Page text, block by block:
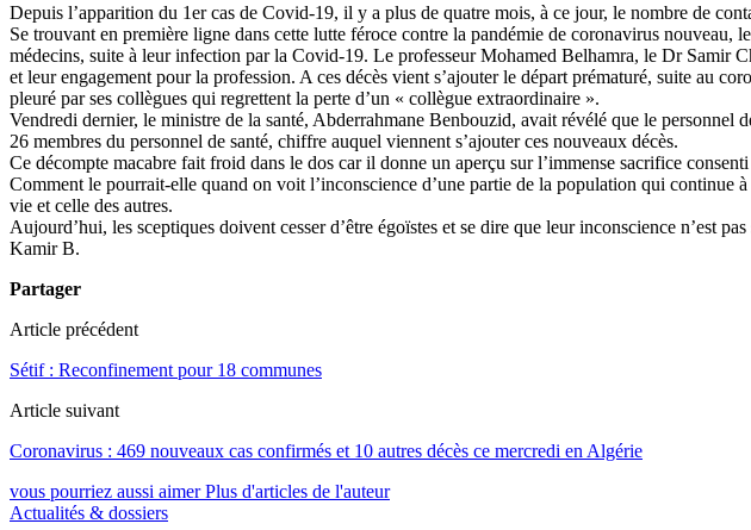
Depuis l’apparition du 1er cas de Covid-19, il y a plus de quatre mois, à ce jour, le nombre de
Se trouvant en première ligne dans cette lutte féroce contre la pandémie de coronavirus nouveau,
médecins, suite à leur infection par la Covid-19. Le professeur Mohamed Belhamra, le Dr Samir
et leur engagement pour la profession. A ces décès vient s’ajouter le départ prématuré, suite au
pleuré par ses collègues qui regrettent la perte d’un « collègue extraordinaire ».
Vendredi dernier, le ministre de la santé, Abderrahmane Benbouzid, avait révélé que le
26 membres du personnel de santé, chiffre auquel viennent s’ajouter ces nouveaux décès.
Ce décompte macabre fait froid dans le dos car il donne un aperçu sur l’immense sacrifice
Comment le pourrait-elle quand on voit l’inconscience d’une partie de la population qui continue
vie et celle des autres.
Aujourd’hui, les sceptiques doivent cesser d’être égoïstes et se dire que leur inconscience n’est
Kamir B.
Partager
Article précédent
Sétif : Reconfinement pour 18 communes
Article suivant
Coronavirus : 469 nouveaux cas confirmés et 10 autres décès ce mercredi en Algérie
vous pourriez aussi aimer Plus d'articles de l'auteur
Actualités & dossiers